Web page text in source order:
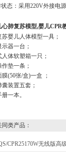
态：采用220V外接电
心肺复苏模型,婴儿CPR
苏婴儿人体模型一具；
示器一台；
体软塑箱一只；
垫一条；
膜(50张/盒)一盒 ；
装置五套；
一本。
类产品：
CPR25170W无线版